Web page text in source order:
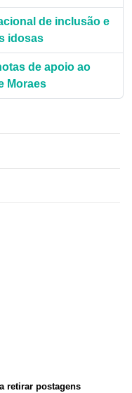
de inclusão e
idosas
de apoio ao
Moraes
retirar postagens